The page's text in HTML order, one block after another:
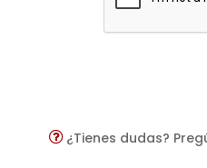
¿Tienes dudas?